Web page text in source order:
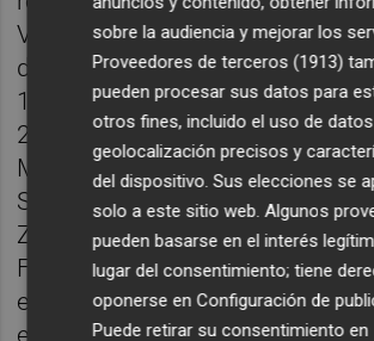
Velázquez del Parque del Retiro
de 1991 en el IVAM; las
1989 en París, en la Galerie de
2000 en Quadrat Bottrop, en el
Museum; la del 2001 en Den
Scheveningen, en el Museum
Zee, así como la retrospectiva
Fundación Bancaja en 2018.
esculturas públicas
encuentran en numerosas
sobre la audiencia y mejorar los
Proveedores de terceros (1913)
pueden procesar sus datos para
otros fines, incluido el uso de
geolocalización precisos y
del dispositivo. Sus elecciones se
solo a este sitio web. Algunos
pueden basarse en el interés
lugar del consentimiento; tiene
oponerse enConfiguración de
Puede retirar su consentimiento en